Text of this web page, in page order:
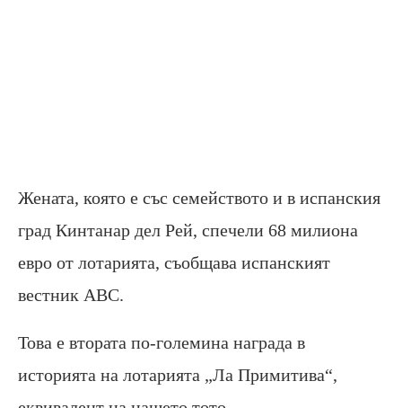
Жената, която е със семейството и в испанския
град Кинтанар дел Рей, спечели 68 милиона
евро от лотарията, съобщава испанският
вестник ABC.
Това е втората по-големина награда в
историята на лотарията „Ла Примитива“,